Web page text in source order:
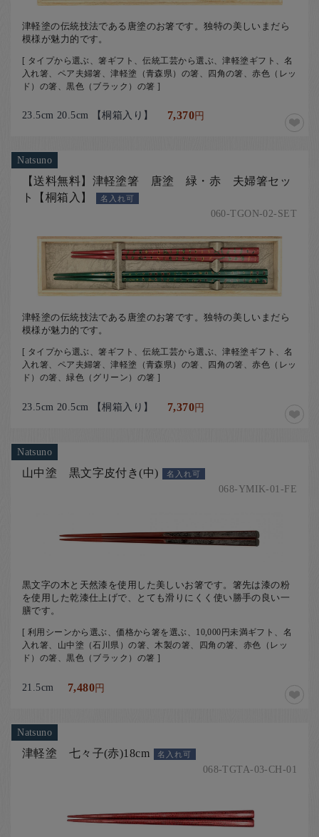
津軽塗の伝統技法である唐塗のお箸です。独特の美しいまだら
模様が魅力的です。
[ タイプから選ぶ、箸ギフト、伝統工芸から選ぶ、津軽塗ギフト、名
入れ箸、ペア夫婦箸、津軽塗（青森県）の箸、四角の箸、赤色（レッ
ド）の箸、黒色（ブラック）の箸 ]
23.5cm 20.5cm 【桐箱入り】 7,370円
Natsuno
【送料無料】津軽塗箸 唐塗 緑・赤 夫婦箸セッ
ト【桐箱入】
名入れ可
060-TGON-02-SET
津軽塗の伝統技法である唐塗のお箸です。独特の美しいまだら
模様が魅力的です。
[ タイプから選ぶ、箸ギフト、伝統工芸から選ぶ、津軽塗ギフト、名
入れ箸、ペア夫婦箸、津軽塗（青森県）の箸、四角の箸、赤色（レッ
ド）の箸、緑色（グリーン）の箸 ]
23.5cm 20.5cm 【桐箱入り】 7,370円
Natsuno
山中塗 黒文字皮付き(中) 名入れ可
068-YMIK-01-FE
黒文字の木と天然漆を使用した美しいお箸です。箸先は漆の粉
を使用した乾漆仕上げで、とても滑りにくく使い勝手の良い一
膳です。
[ 利用シーンから選ぶ、価格から箸を選ぶ、10,000円未満ギフト、名
入れ箸、山中塗（石川県）の箸、木製の箸、四角の箸、赤色（レッ
ド）の箸、黒色（ブラック）の箸 ]
21.5cm 7,480円
Natsuno
津軽塗 七々子(赤)18cm 名入れ可
068-TGTA-03-CH-01